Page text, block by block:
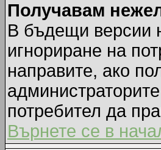
Получавам
В бъдещи версии
игнориране на
направите, ако
потребител да
Върнете се в